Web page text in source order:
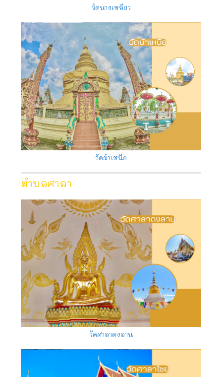
วัดนางเหลียว
วัดม้าเหนือ
ตำบลศาลา
วัดศาลาดงลาน